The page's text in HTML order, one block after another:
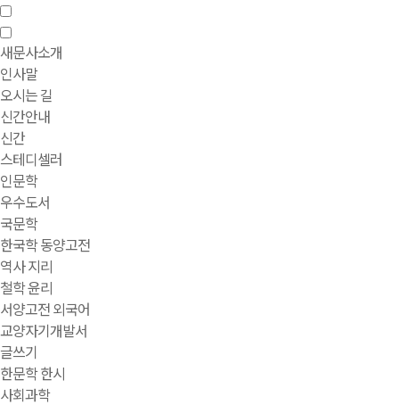
새문사소개
인사말
오시는 길
신간안내
신간
스테디셀러
인문학
우수도서
국문학
한국학 동양고전
역사 지리
철학 윤리
서양고전 외국어
교양자기개발서
글쓰기
한문학 한시
사회과학